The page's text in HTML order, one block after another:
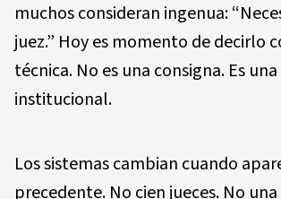
muchos consideran ingenua:
juez.” Hoy es momento de decirlo
técnica. No es una consigna. Es
institucional.
Los sistemas cambian cuando
precedente. No cien jueces. No